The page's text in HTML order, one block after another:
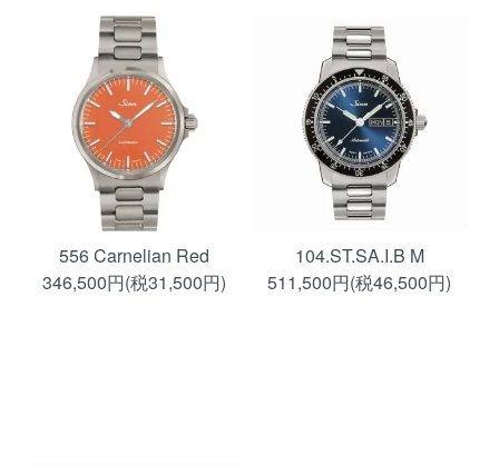
556 Carnelian Red
346,500円(税31,500円)
104.ST.SA.I.B M
511,500円(税46,500円)